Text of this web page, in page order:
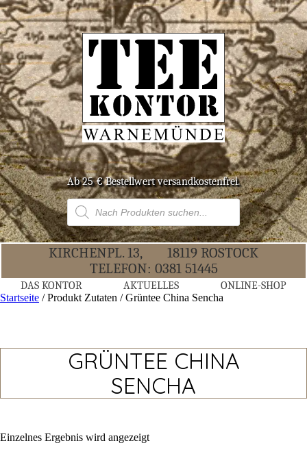
Ab 25 € Bestell­wert versandkostenfrei.
Products
search
KIR­CHEN­PL. 13,
18119 ROS­TOCK
TELE­FON: 0381 51445
DAS KON­TOR AKTU­EL­LES ONLINE-SHOP
Startseite / Produkt Zutaten / Grüntee China Sencha
GRÜNTEE CHINA
SENCHA
Einzelnes Ergebnis wird angezeigt